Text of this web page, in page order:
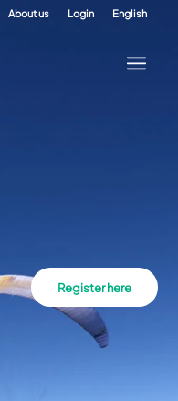
About us Login English
Register here